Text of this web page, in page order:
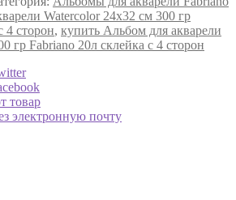
Watercolor 24х32 см 300 гр
4 сторон, купить Альбом для акварели
гр Fabriano 20л склейка с 4 сторон
товар
электронную почту